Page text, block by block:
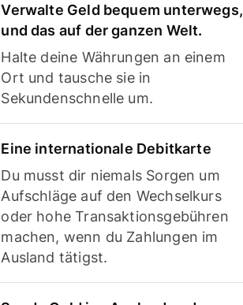
Verwalte Geld bequem unterwegs,
und das auf der ganzen Welt.
Halte deine Währungen an einem
Ort und tausche sie in
Sekundenschnelle um.
Eine internationale Debitkarte
Du musst dir niemals Sorgen um
Aufschläge auf den Wechselkurs
oder hohe Transaktionsgebühren
machen, wenn du Zahlungen im
Ausland tätigst.